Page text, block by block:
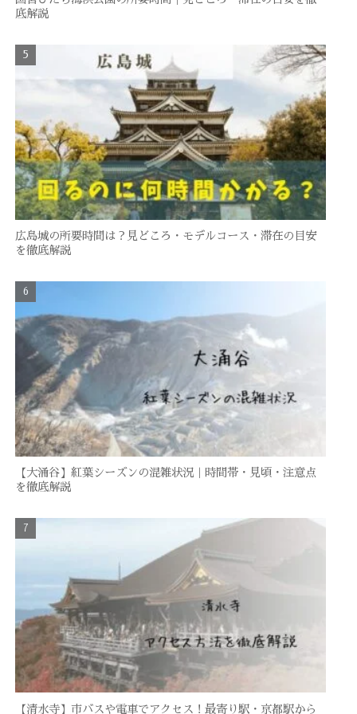
底解説
広島城の所要時間は？見どころ・モデルコース・滞在の目安
を徹底解説
【大涌谷】紅葉シーズンの混雑状況｜時間帯・見頃・注意点
を徹底解説
【清水寺】市バスや電車でアクセス！最寄り駅・京都駅から